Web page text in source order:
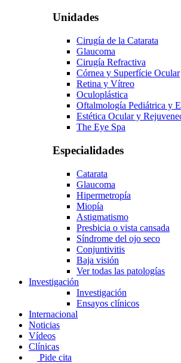
Unidades
Cirugía de la Catarata
Glaucoma
Cirugía Refractiva
Córnea y Superfície Ocular
Retina y Vítreo
Oculoplástica
Oftalmología Pediátrica y
Estética Ocular y
The Eye Spa
Especialidades
Catarata
Glaucoma
Hipermetropía
Miopía
Astigmatismo
Presbicia o vista cansada
Síndrome del ojo seco
Conjuntivitis
Baja visión
Ver todas las patologías
Investigación
Investigación
Ensayos clínicos
Internacional
Noticias
Vídeos
Clínicas
Pide cita